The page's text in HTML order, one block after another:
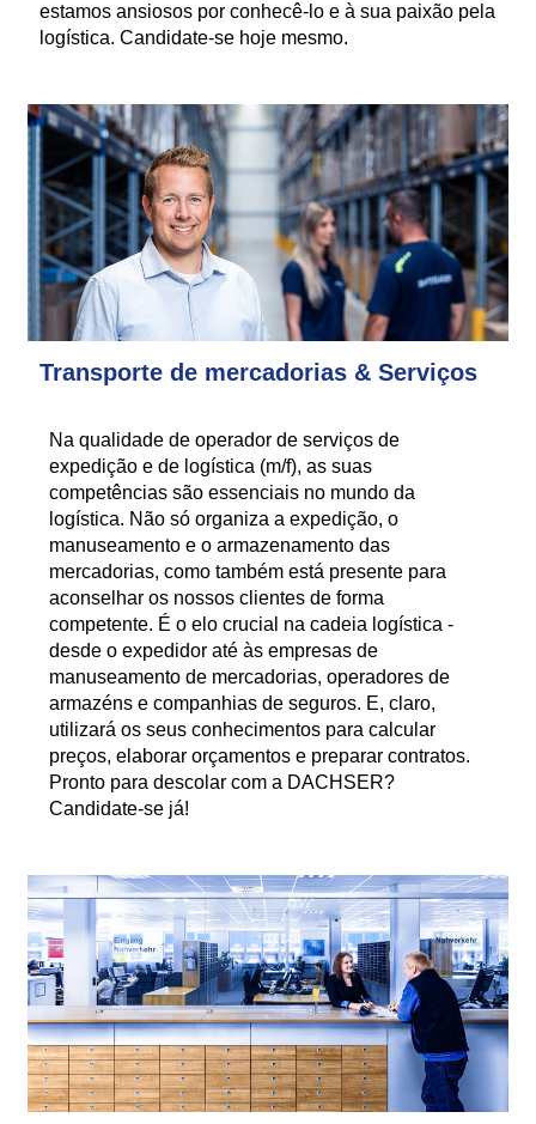
estamos ansiosos por conhecê-lo e à sua paixão pela
logística. Candidate-se hoje mesmo.
Transporte de mercadorias & Serviços
Na qualidade de operador de serviços de
expedição e de logística (m/f), as suas
competências são essenciais no mundo da
logística. Não só organiza a expedição, o
manuseamento e o armazenamento das
mercadorias, como também está presente para
aconselhar os nossos clientes de forma
competente. É o elo crucial na cadeia logística -
desde o expedidor até às empresas de
manuseamento de mercadorias, operadores de
armazéns e companhias de seguros. E, claro,
utilizará os seus conhecimentos para calcular
preços, elaborar orçamentos e preparar contratos.
Pronto para descolar com a DACHSER?
Candidate-se já!